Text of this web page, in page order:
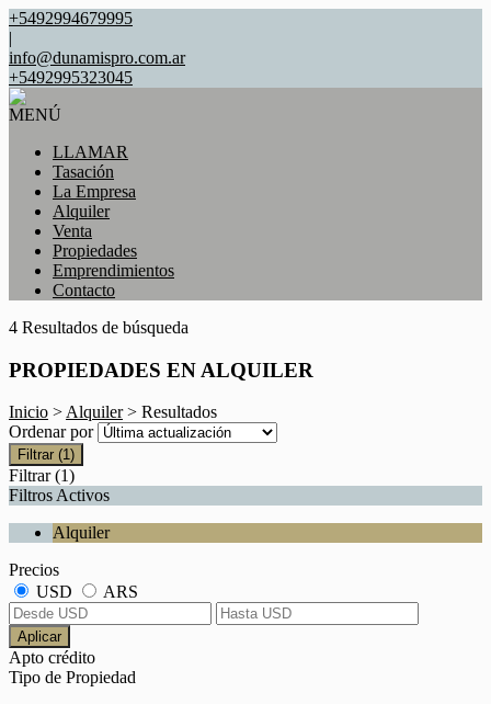
+5492994679995
|
info@dunamispro.com.ar
+5492995323045
MENÚ
LLAMAR
Tasación
La Empresa
Alquiler
Venta
Propiedades
Emprendimientos
Contacto
4 Resultados de búsqueda
PROPIEDADES EN ALQUILER
Inicio >Alquiler> Resultados
Ordenar por
Filtrar (1)
Filtrar (1)
Filtros Activos
Alquiler
Precios
USD
ARS
Aplicar
Apto crédito
Tipo de Propiedad